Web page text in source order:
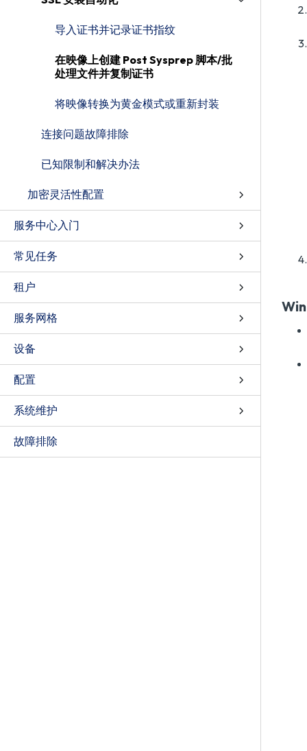
导入证书并记录证书指纹
在映像上创建 Post Sysprep 脚本/批
处理文件并复制证书
将映像转换为黄金模式或重新封装
连接问题故障排除
已知限制和解决办法
加密灵活性配置
服务中心入门
常见任务
租户
服务网格
设备
配置
系统维护
故障排除